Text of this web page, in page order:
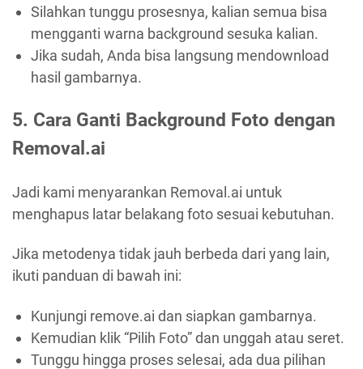
Silahkan tunggu prosesnya, kalian semua bisa
mengganti warna background sesuka kalian.
Jika sudah, Anda bisa langsung mendownload
hasil gambarnya.
5. Cara Ganti Background Foto dengan
Removal.ai
Jadi kami menyarankan Removal.ai untuk
menghapus latar belakang foto sesuai kebutuhan.
Jika metodenya tidak jauh berbeda dari yang lain,
ikuti panduan di bawah ini:
Kunjungi remove.ai dan siapkan gambarnya.
Kemudian klik “Pilih Foto” dan unggah atau seret.
Tunggu hingga proses selesai, ada dua pilihan